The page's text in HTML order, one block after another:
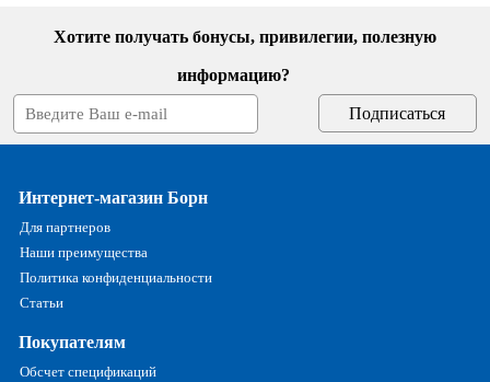
Хотите получать бонусы, привилегии, полезную
информацию?
Интернет-магазин Борн
Для партнеров
Наши преимущества
Политика конфиденциальности
Статьи
Покупателям
Обсчет спецификаций